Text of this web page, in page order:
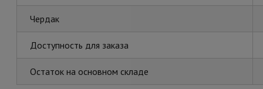
Чердак
Доступность для заказа
Остаток на основном складе